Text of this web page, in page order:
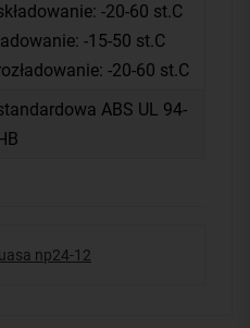
-20-60 st.C
-15-50 st.C
-20-60 st.C
ABS UL 94-
HB
np24-12